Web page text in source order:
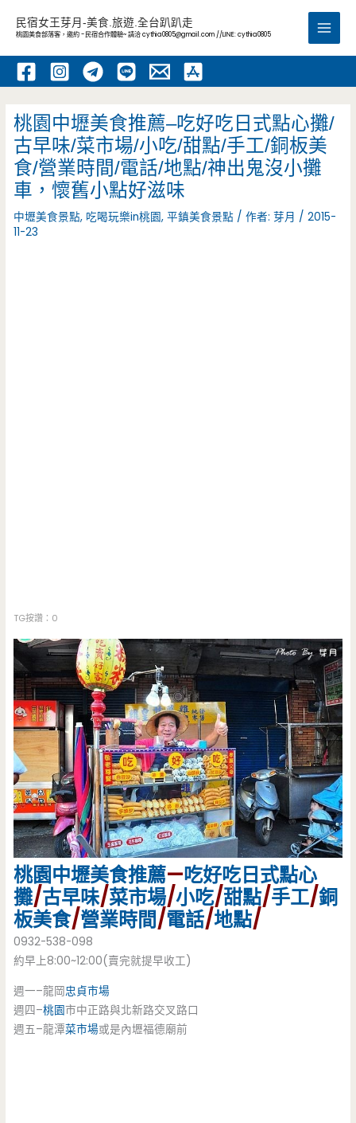
內
民宿女王芽月-美食.旅遊.全台趴趴走
桃園美食部落客，邀約 -民宿合作體驗~ 請洽cythia0805@gmail.com //LINE: cythia0805
Main
桃園中壢美食推薦–吃好吃日式點心攤/
古早味/菜市場/小吃/甜點/手工/銅板美
食/營業時間/電話/地點/神出鬼沒小攤
車，懷舊小點好滋味
中壢美食景點, 吃喝玩樂in桃園,平鎮美食景點 / 作者:芽月 /2015-
11-23
TG按讚：0
桃園中壢美食推薦—吃好吃日式點心
攤/古早味/菜市場/小吃/甜點/手工/銅
板美食/營業時間/電話/地點/
0932-538-098
約早上8:00~12:00(賣完就提早收工)
週一–龍岡忠貞市場
週四–桃園市中正路與北新路交叉路口
週五–龍潭菜市場或是內壢福德廟前